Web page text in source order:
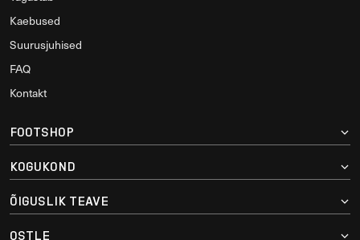
Kaebused
Suurusjuhised
FAQ
Kontakt
FOOTSHOP
KOGUKOND
ÕIGUSLIK TEAVE
OSTLE